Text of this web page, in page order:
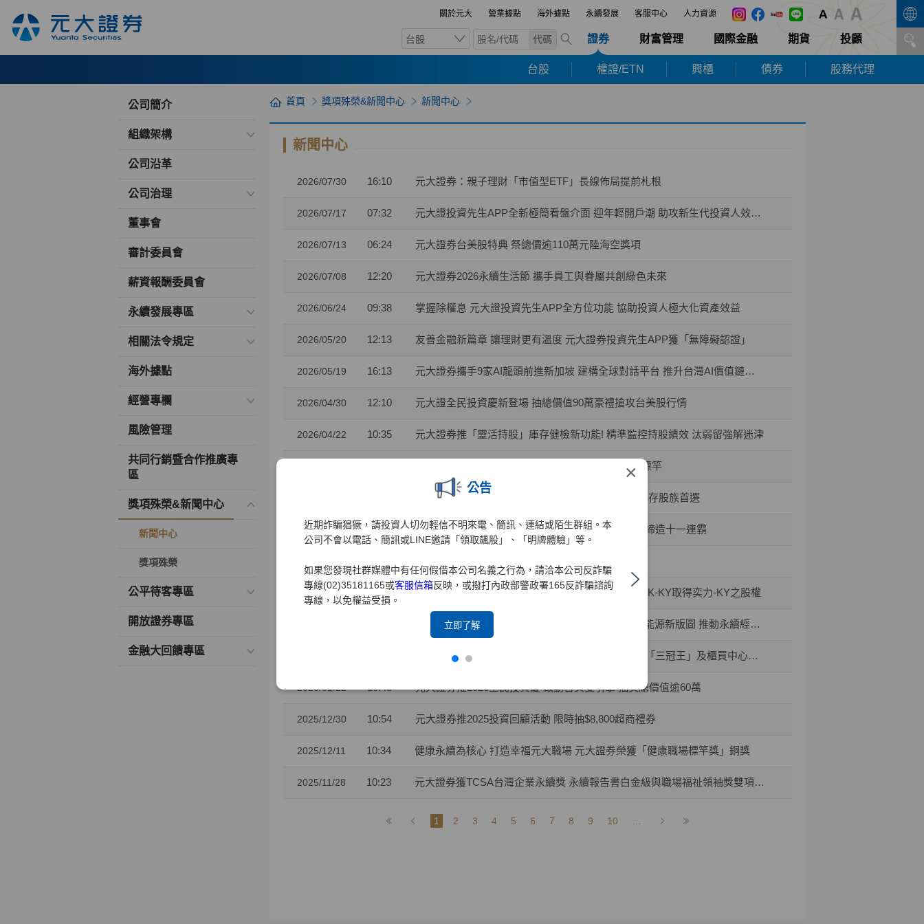
關於元大 營業據點 海外據點 永續發展 客服中心 人力資源
台股 代碼 證券 財富管理 國際金融 期貨 投顧
台股 權證/ETN 興櫃 債券 股務代理
×
公告
近期詐騙猖獗，請投資人切勿輕信不明來電、簡訊、連結或陌生群組。本
公司不會以電話、簡訊或LINE邀請「領取飆股」、「明牌體驗」等。
如果您發現社群媒體中有任何假借本公司名義之行為，請洽本公司反詐騙
專線(02)35181165或客服信箱反映，或撥打內政部警政署165反詐騙諮詢
專線，以免權益受損。
立即了解
公司簡介
組織架構
公司沿革
公司治理
董事會
審計委員會
薪資報酬委員會
永續發展專區
相關法令規定
海外據點
經營專欄
風險管理
共同行銷暨合作推廣專
區
獎項殊榮&新聞中心
新聞中心
獎項殊榮
公平待客專區
開放證券專區
金融大回饋專區
首頁 獎項殊榮&新聞中心 新聞中心
新聞中心
2026/07/30 16:10 元大證券：親子理財「市值型ETF」長線佈局提前札根
2026/07/17 07:32 元大證投資先生APP全新極簡看盤介面 迎年輕開戶潮 助攻新生代投資人效率布局
2026/07/13 06:24 元大證券台美股特典 祭總價逾110萬元陸海空獎項
2026/07/08 12:20 元大證券2026永續生活節 攜手員工與眷屬共創綠色未來
2026/06/24 09:38 掌握除權息 元大證投資先生APP全方位功能 協助投資人極大化資產效益
2026/05/20 12:13 友善金融新篇章 讓理財更有溫度 元大證券投資先生APP獲「無障礙認證」
2026/05/19 16:13 元大證券攜手9家AI龍頭前進新加坡 建構全球對話平台 推升台灣AI價值鏈國際能見度
2026/04/30 12:10 元大證全民投資慶新登場 抽總價值90萬豪禮搶攻台美股行情
2026/04/22 10:35 元大證券推「靈活持股」庫存健檢新功能! 精準監控持股績效 汰弱留強解迷津
元大證業界首家推出「行動裝置綁定」引領資安新標竿
兒童投資熱潮 元大證：開戶數年增35% 0050成小小存股族首選
2026/03/27 10:41 金融科技與服務雙引擎 元大證券勇奪財訊六大獎、締造十一連霸
2026/02/04 10:23 攜手東博資本及仲方資本關係企業 元大證券促成TPK-KY取得奕力-KY之股權
元大證券促成達宇電能與海昌電子強強聯手 開闢AI能源新版圖 推動永續經營與傳承
元大證券推動優質企業上市櫃表現卓越 獲證交所頒「三冠王」及櫃買中心肯定
2026/01/22 10:43 元大證券推2026全民投資慶 啟動台美雙引擎 抽獎總價值逾60萬
2025/12/30 10:54 元大證券推2025投資回顧活動 限時抽$8,800超商禮券
2025/12/11 10:34 健康永續為核心 打造幸福元大職場 元大證券榮獲「健康職場標竿獎」銅獎
2025/11/28 10:23 元大證券獲TCSA台灣企業永續獎 永續報告書白金級與職場福祉領袖獎雙項肯定
1 2 3 4 5 6 7 8 9 10